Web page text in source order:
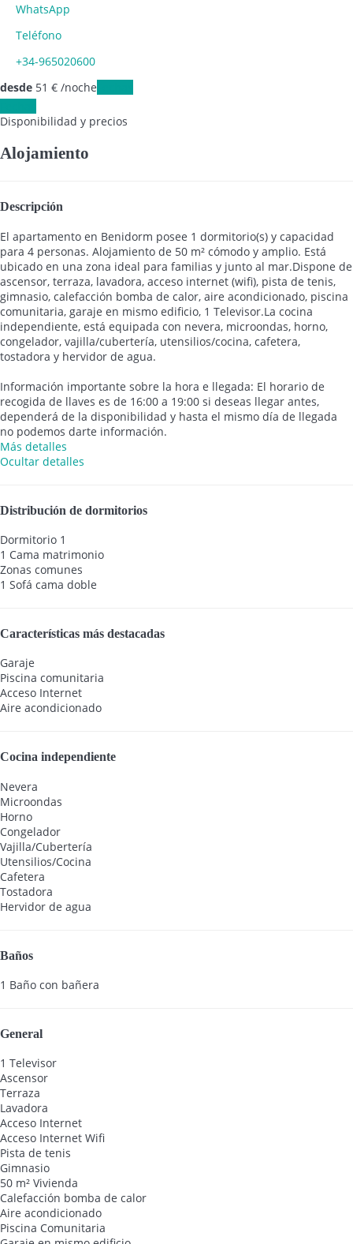
WhatsApp
Teléfono
+34-965020600
desde 51 € /noche
Disponibilidad y precios
Alojamiento
Descripción
El apartamento en Benidorm posee 1 dormitorio(s) y capacidad
para 4 personas. Alojamiento de 50 m² cómodo y amplio. Está
ubicado en una zona ideal para familias y junto al mar.Dispone de
ascensor, terraza, lavadora, acceso internet (wifi), pista de tenis,
gimnasio, calefacción bomba de calor, aire acondicionado, piscina
comunitaria, garaje en mismo edificio, 1 Televisor.La cocina
independiente, está equipada con nevera, microondas, horno,
congelador, vajilla/cubertería, utensilios/cocina, cafetera,
tostadora y hervidor de agua.
Información importante sobre la hora e llegada: El horario de
recogida de llaves es de 16:00 a 19:00 si deseas llegar antes,
dependerá de la disponibilidad y hasta el mismo día de llegada
no podemos darte información.
Más detalles
Ocultar detalles
Distribución de dormitorios
Dormitorio 1
1 Cama matrimonio
Zonas comunes
1 Sofá cama doble
Características más destacadas
Garaje
Piscina comunitaria
Acceso Internet
Aire acondicionado
Cocina independiente
Nevera
Microondas
Horno
Congelador
Vajilla/Cubertería
Utensilios/Cocina
Cafetera
Tostadora
Hervidor de agua
Baños
1 Baño con bañera
General
1 Televisor
Ascensor
Terraza
Lavadora
Acceso Internet
Acceso Internet Wifi
Pista de tenis
Gimnasio
50 m² Vivienda
Calefacción bomba de calor
Aire acondicionado
Piscina Comunitaria